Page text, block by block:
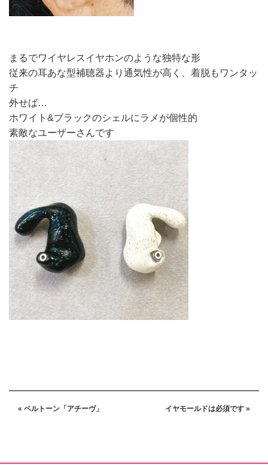
まるでワイヤレスイヤホンのような独特な形
従来の耳あな型補聴器より通気性が高く、着脱もワンタッ
チ
外せば…
ホワイト&ブラックのシェルにラメが個性的
素敵なユーザーさんです
« ベルトーン「アチーヴ」 イヤモールドは必須です »